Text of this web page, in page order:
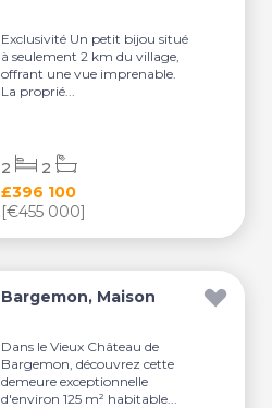
Exclusivité Un petit bijou situé
à seulement 2 km du village,
offrant une vue imprenable.
La proprié...
£396 100
[€455 000]
2 2
Bargemon, Maison
Dans le Vieux Château de
Bargemon, découvrez cette
demeure exceptionnelle
d'environ 125 m² habitable...